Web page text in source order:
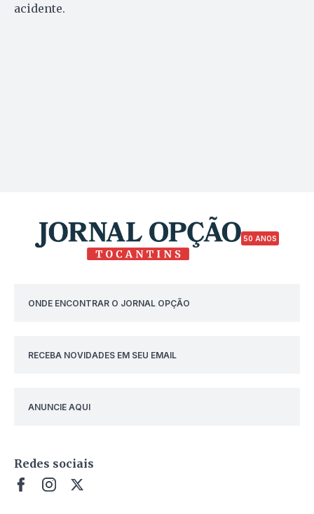
acidente.
50 ANOS
ONDE ENCONTRAR O JORNAL OPÇÃO
RECEBA NOVIDADES EM SEU EMAIL
ANUNCIE AQUI
Redes sociais